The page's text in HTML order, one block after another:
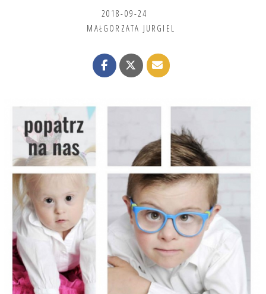
2018-09-24
MAŁGORZATA JURGIEL